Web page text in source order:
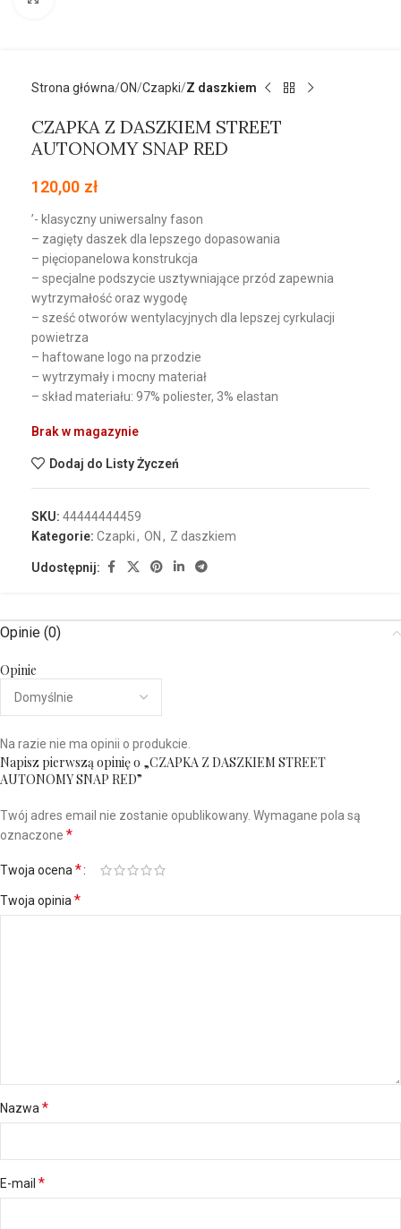
Strona główna ON Czapki Z daszkiem
CZAPKA Z DASZKIEM STREET
AUTONOMY SNAP RED
120,00 zł
’- klasyczny uniwersalny fason
– zagięty daszek dla lepszego dopasowania
– pięciopanelowa konstrukcja
– specjalne podszycie usztywniające przód zapewnia
wytrzymałość oraz wygodę
– sześć otworów wentylacyjnych dla lepszej cyrkulacji
powietrza
– haftowane logo na przodzie
– wytrzymały i mocny materiał
– skład materiału: 97% poliester, 3% elastan
Brak w magazynie
Dodaj do Listy Życzeń
SKU: 44444444459
Kategorie: Czapki, ON , Z daszkiem
Udostępnij:
Opinie (0)
Opinie
Na razie nie ma opinii o produkcie.
Napisz pierwszą opinię o „CZAPKA Z DASZKIEM STREET
AUTONOMY SNAP RED”
Twój adres email nie zostanie opublikowany. Wymagane pola są
oznaczone *
Twoja ocena *
Twoja opinia *
Nazwa *
E-mail *